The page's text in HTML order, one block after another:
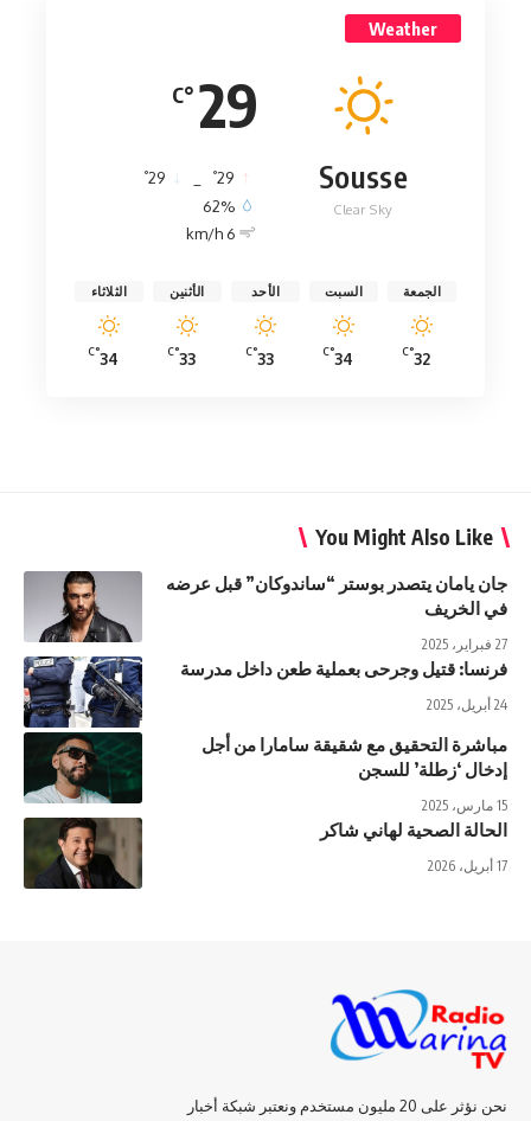
Weather
29
°C
Sousse
Clear Sky
29
°
29
°
62%
6 km/h
الجمعة
32
°C
السبت
34
°C
الأحد
33
°C
الأثنين
33
°C
الثلاثاء
34
°C
You Might Also Like
جان يامان يتصدر بوستر “ساندوكان” قبل عرضه
في الخريف
27 فبراير، 2025
فرنسا: قتيل وجرحى بعملية طعن داخل مدرسة
24 أبريل، 2025
مباشرة التحقيق مع شقيقة سامارا من أجل
إدخال ‘زطلة’ للسجن
15 مارس، 2025
الحالة الصحية لهاني شاكر
17 أبريل، 2026
نحن نؤثر على 20 مليون مستخدم ونعتبر شبكة أخبار